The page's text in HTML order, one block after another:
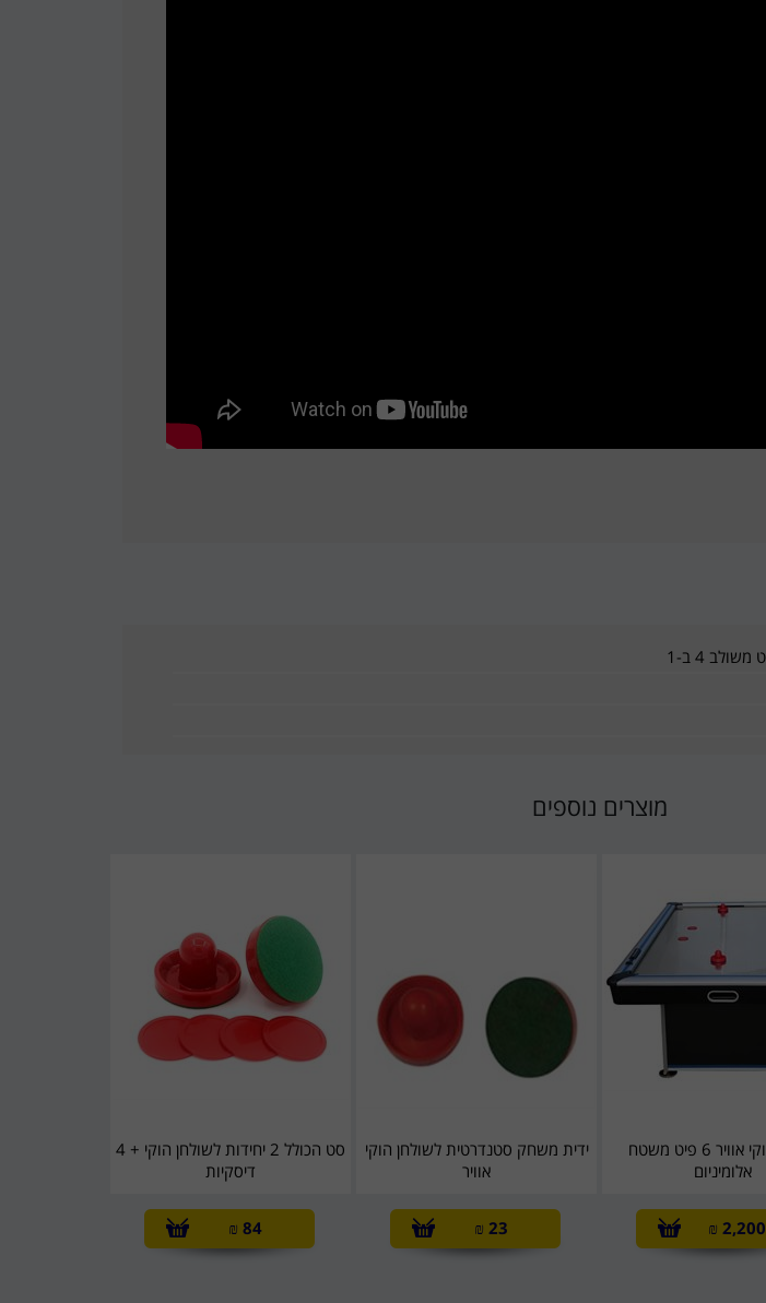
מוצרים נוספים
שולחן הוקי אוויר 6 פיט משטח
אלומיניום
2,200
₪
ידית משחק סטנדרטית לשולחן הוקי
אוויר
23
₪
סט הכולל 2 יחידות לשולחן הוקי + 4
דיסקיות
84
₪